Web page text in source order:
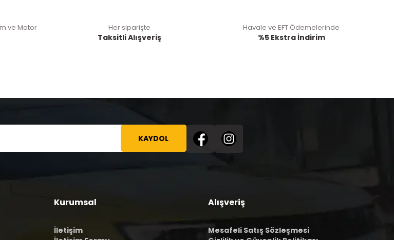
ve Motor Her siparişte
Taksitli Alışveriş
Havale ve EFT Ödemelerinde
%5 Ekstra İndirim
KAYDOL
Kurumsal
İletişim
Alışveriş
Mesafeli Satış Sözleşmesi